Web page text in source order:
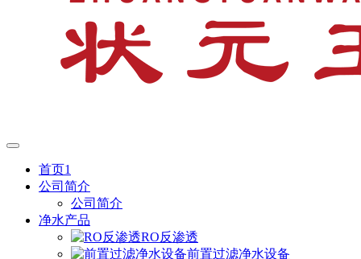
首页1
公司简介
公司简介
净水产品
RO反渗透
前置过滤净水设备